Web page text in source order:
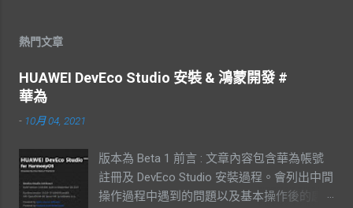
何合成 5 個他山之石 + 5 個四項精華 怎麼安
裝符石和安裝的限制 50 級開始可以安裝第一
將凝神沙也放入槽位 點選 符石凝聚 按鈕 畫
面上會出現合成成功字樣 以安裝 1 級風捲殘
雲符石為例子 技能明稱會變成 風捲殘雲 燎
熱門文章
HUAWEI DevEco Studio 安裝 & 鴻蒙開發 #
華為
- 10月 04, 2021
版本為 Beta 1 前言 : 文章內容包含華為帳號
註冊及 DevEco Studio 安裝過程。會列出中間
操作過程中遇到的問題以及基本操作後的感